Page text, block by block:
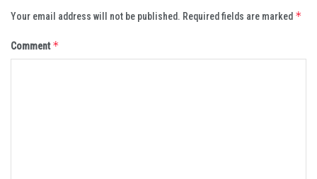
Your email address will not be published. Required fields are marked *
Comment*